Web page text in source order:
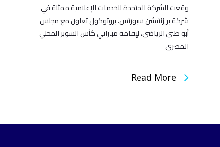
وقعت الشركة المتحدة للخدمات الإعلامية ممثلة في
شركة بريزنتيشن سبورتس، بروتوكول تعاون مع مجلس
أبو ظبى الرياضي، لإقامة مباراتي كأس السوبر المحلي
المصرى
Read More